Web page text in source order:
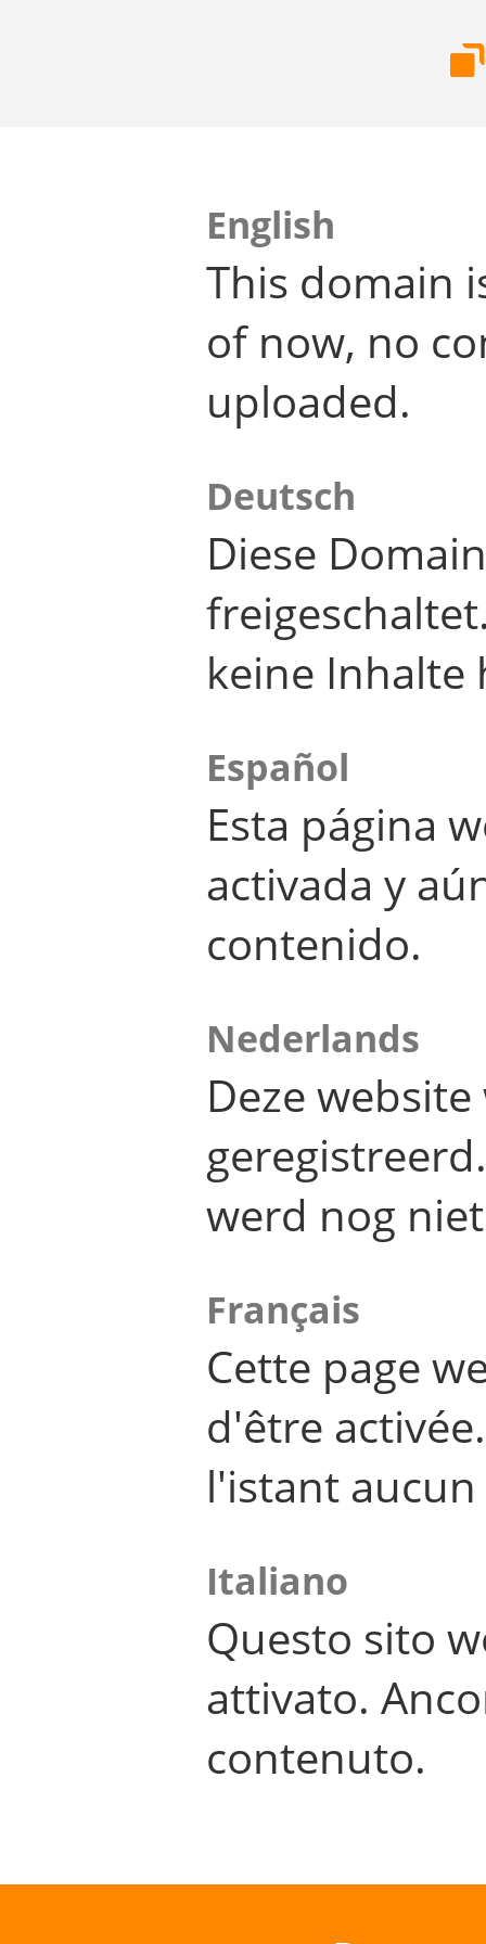
English
This domain
of now, no
uploaded.
Deutsch
Diese
keine Inhalte
Español
Esta página
activada y
contenido.
Nederlands
Deze
werd nog
Français
Cette page
d'être
l'istant
Italiano
Questo sito
attivato.
contenuto.